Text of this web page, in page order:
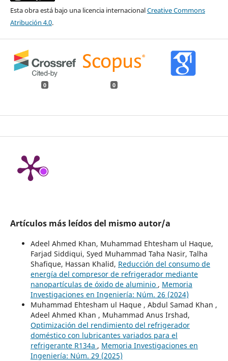
Esta obra está bajo una licencia internacionalCreative Commons
Atribución 4.0.
0 0
Artículos más leídos del mismo autor/a
Adeel Ahmed Khan, Muhammad Ehtesham ul Haque,
Farjad Siddiqui, Syed Muhammad Taha Nasir, Talha
Shafique, Hassan Khalid, Reducción del consumo de
energía del compresor de refrigerador mediante
nanopartículas de óxido de aluminio , Memoria
Investigaciones en Ingeniería: Núm. 26 (2024)
Muhammad Ehtesham ul Haque , Abdul Samad Khan ,
Adeel Ahmed Khan , Muhammad Anus Irshad,
Optimización del rendimiento del refrigerador
doméstico con lubricantes variados para el
refrigerante R134a , Memoria Investigaciones en
Ingeniería: Núm. 29 (2025)